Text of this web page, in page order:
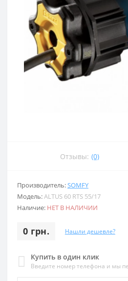
Отзывы: (0)
Производитель:SOMFY
Модель:ALTUS 60 RTS 55/17
Наличие: НЕТ В НАЛИЧИИ
0 грн. Нашли дешевле?
Купить в один клик
Введите номер телефона и мы